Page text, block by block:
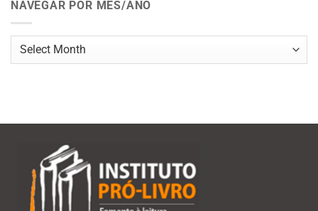
NAVEGAR POR MÊS/ANO
Navegar